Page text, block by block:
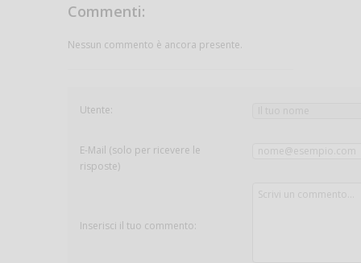
Commenti:
Nessun commento è ancora presente.
Utente:
E-Mail (solo per ricevere le
risposte)
Inserisci il tuo commento: